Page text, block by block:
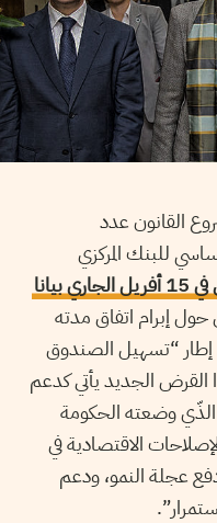
القانون عدد
للبنك المركزي
إبرام اتفاق مدته
مليار دولار في إطار “تسهيل الصندوق
القرض الجديد يأتي كدعم
الذّي وضعته الحكومة
الاقتصادية في
عجلة النمو، ودعم